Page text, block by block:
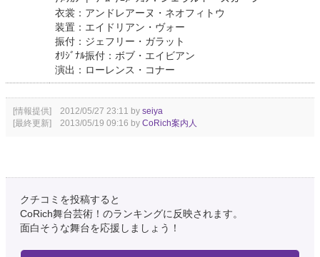
衣裳：アンドレアーヌ・ネオフィトウ
装置：エイドリアン・ヴォー
振付：ジェフリー・ガラット
ｵﾘｼﾞﾅﾙ振付：ボブ・エイビアン
演出：ローレンス・コナー
[情報提供] 2012/05/27 23:11 by seiya
[最終更新] 2013/05/19 09:16 by CoRich案内人
クチコミを投稿すると
CoRich舞台芸術！のランキングに反映されます。
面白そうな舞台を応援しましょう！